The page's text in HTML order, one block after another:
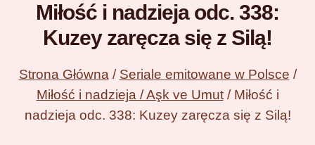
Miłość i nadzieja odc. 338:
Kuzey zaręcza się z Silą!
Strona Główna / Seriale emitowane w Polsce /
Miłość i nadzieja / Aşk ve Umut / Miłość i
nadzieja odc. 338: Kuzey zaręcza się z Silą!